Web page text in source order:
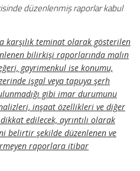
düzenlenmiş raporlar kabul
karşılık teminat olarak gösterilen
bilirkişi raporlarında malın
gayrimenkul ise konumu,
işgal veya tapuya şerh
gibi imar durumunu
inşaat özellikleri ve diğer
edilecek, ayrıntılı olarak
belirtir şekilde düzenlenen ve
raporlara itibar